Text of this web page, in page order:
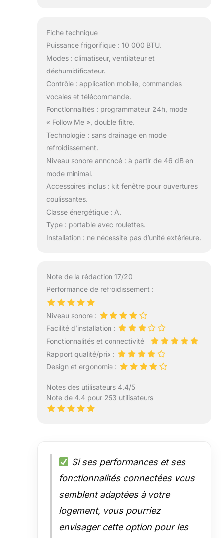
Fiche technique
Puissance frigorifique : 10 000 BTU.
Modes : climatiseur, ventilateur et
déshumidificateur.
Contrôle : application mobile, commandes
vocales et télécommande.
Fonctionnalités : programmateur 24h, mode
« Follow Me », double filtre.
Technologie : sans drainage en mode
refroidissement.
Niveau sonore annoncé : à partir de 46 dB en
mode minimal.
Accessoires inclus : kit fenêtre pour ouvertures
coulissantes.
Classe énergétique : A.
Type : portable avec roulettes.
Installation : ne nécessite pas d’unité extérieure.
Note de la rédaction 17/20
Performance de refroidissement :
Niveau sonore :
Facilité d’installation :
Fonctionnalités et connectivité :
Rapport qualité/prix :
Design et ergonomie :
Notes des utilisateurs 4.4/5
Note de 4.4 pour 253 utilisateurs
Si ses performances et ses
fonctionnalités connectées vous
semblent adaptées à votre
logement, vous pourriez
envisager cette option pour les